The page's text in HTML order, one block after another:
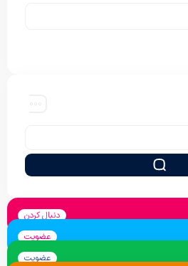
دنبال کردن
عضویت
عضویت